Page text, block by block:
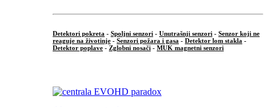
Detektori pokreta - Spoljni senzori - Unutrašnji senzori - Senzor koji ne
reaguje na životinje - Senzori požara i gasa - Detektor lom stakla -
Detektor poplave - Zglobni nosači - MUK magnetni senzori